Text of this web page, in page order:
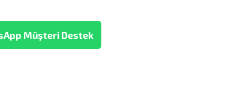
Müşteri Destek